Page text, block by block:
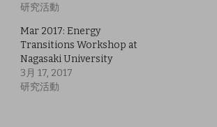
研究活動
Mar 2017: Energy
Transitions Workshop at
Nagasaki University
3月 17, 2017
研究活動